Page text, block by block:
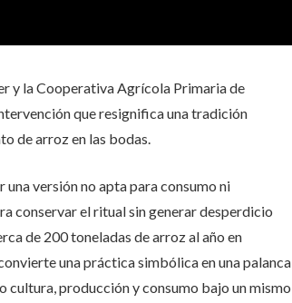
y la Cooperativa Agrícola Primaria de
que resignifica una tradición
de arroz en las bodas.
versión no apta para consumo ni
conservar el ritual sin generar desperdicio
de 200 toneladas de arroz al año en
una práctica simbólica en una palanca
producción y consumo bajo un mismo